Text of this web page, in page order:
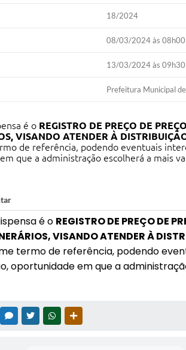
18/2024
08/03/2024 às 08h00
13/03/2024 às 09h30
Prefeitura Municipal
é o REGISTRO DE PREÇO DE
VISANDO ATENDER À
de referência, podendo eventuais
que a administração escolherá a mais
é o REGISTRO DE PREÇO DE
VISANDO ATENDER À
termo de referência, podendo
oportunidade em que a
MESSENGER
TWITTERWHATSAPP